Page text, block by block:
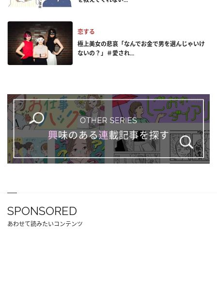
恋する
極上美女の悲哀「なんでお金で男を選んじゃいけ
ないの？」＃愛され...
SPONSORED
あわせて読みたいコンテンツ